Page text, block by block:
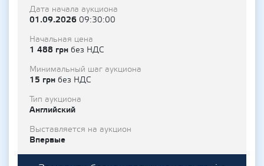
Дата начала аукциона
01.09.2026 09:30:00
Начальная цена
1 488 грн без НДС
Минимальный шаг аукциона
15 грн без НДС
Тип аукциона
Английский
Выставляется на аукцион
Впервые